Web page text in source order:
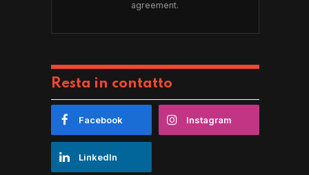
agreement.
Resta in contatto
Facebook Instagram
LinkedIn